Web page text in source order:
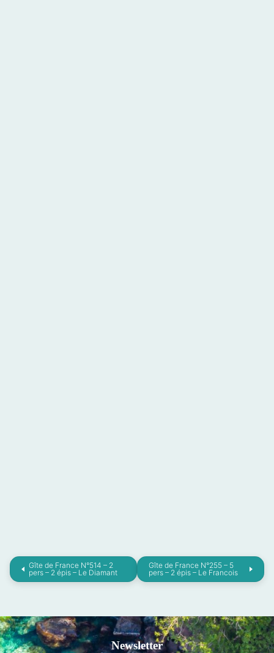
Gîte de France N°514 – 2
pers – 2 épis – Le Diamant
Gîte de France N°255 – 5
pers – 2 épis – Le Francois
Newsletter